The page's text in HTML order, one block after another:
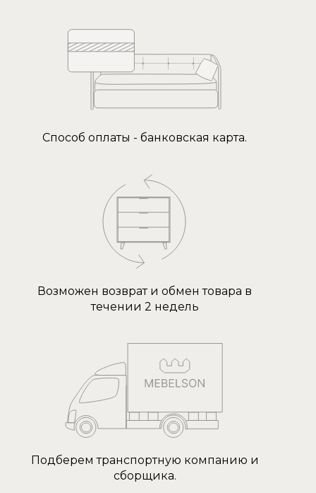
Способ оплаты - банковская карта.
Возможен возврат и обмен товара в
течении 2 недель
Подберем транспортную компанию и
сборщика.